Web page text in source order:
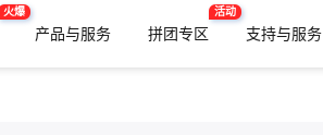
火爆
产品与服务 拼团专区
活动
支持与服务